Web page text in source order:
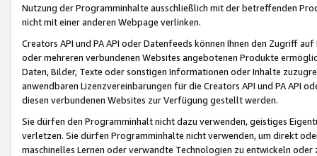
Nutzung der Programminhalte ausschließlich mit der betreffenden
nicht mit einer anderen Webpage verlinken.
Creators API und PA API oder Datenfeeds können Ihnen den Zugriff
oder mehreren verbundenen Websites angebotenen Produkte
Daten, Bilder, Texte oder sonstigen Informationen oder Inhalte
anwendbaren Lizenzvereinbarungen für die Creators API und PA API
diesen verbundenen Websites zur Verfügung gestellt werden.
Sie dürfen den Programminhalt nicht dazu verwenden, geistiges
verletzen. Sie dürfen Programminhalte nicht verwenden, um direkt
maschinelles Lernen oder verwandte Technologien zu entwickeln